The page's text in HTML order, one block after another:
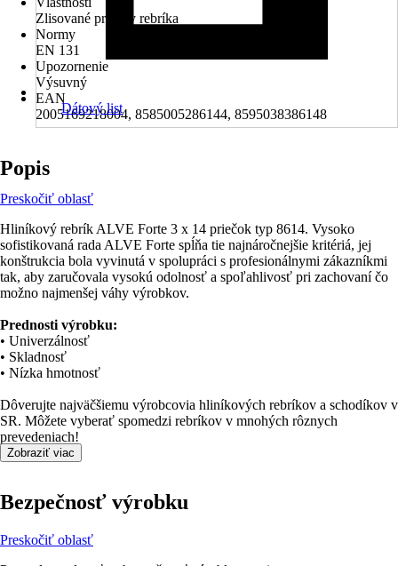
Zlisované priečky rebríka
Normy
EN 131
Upozornenie
Výsuvný
EAN
2005169218004, 8585005286144, 8595038386148
Dátový list
Popis
Preskočiť oblasť
Hliníkový rebrík ALVE Forte 3 x 14 priečok typ 8614. Vysoko
sofistikovaná rada ALVE Forte spĺňa tie najnáročnejšie kritériá, jej
konštrukcia bola vyvinutá v spolupráci s profesionálnymi zákazníkmi
tak, aby zaručovala vysokú odolnosť a spoľahlivosť pri zachovaní čo
možno najmenšej váhy výrobkov.
Prednosti výrobku:
• Univerzálnosť
• Skladnosť
• Nízka hmotnosť
Dôverujte najväčšiemu výrobcovia hliníkových rebríkov a schodíkov v
SR. Môžete vyberať spomedzi rebríkov v mnohých rôznych
prevedeniach!
Zobraziť viac
Bezpečnosť výrobku
Preskočiť oblasť